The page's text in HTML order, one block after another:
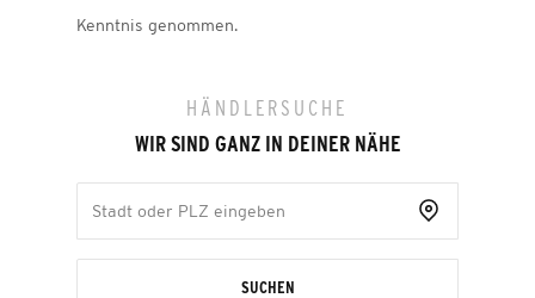
Kenntnis genommen.
HÄNDLERSUCHE
WIR SIND GANZ IN DEINER NÄHE
SUCHEN